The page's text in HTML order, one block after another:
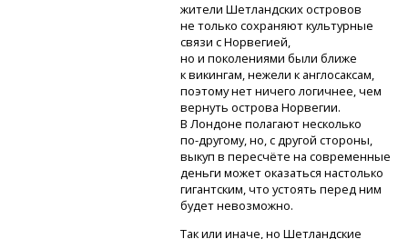
жители Шетландских островов
не только сохраняют культурные
связи с Норвегией,
но и поколениями были ближе
к викингам, нежели к англосаксам,
поэтому нет ничего логичнее, чем
вернуть острова Норвегии.
В Лондоне полагают несколько
по-другому,но, с другой стороны,
выкуп в пересчёте на современные
деньги может оказаться настолько
гигантским, что устоять перед ним
будет невозможно.
Так или иначе, но Шетландские